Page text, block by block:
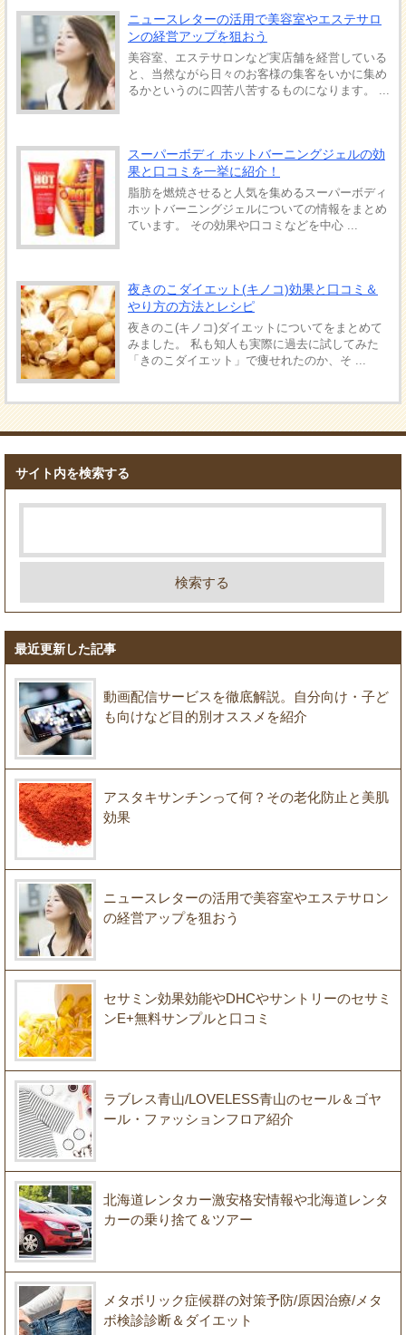
ニュースレターの活用で美容室やエステサロ
ンの経営アップを狙おう
美容室、エステサロンなど実店舗を経営している
と、当然ながら日々のお客様の集客をいかに集め
るかというのに四苦八苦するものになります。 ...
スーパーボディ ホットバーニングジェルの効
果と口コミを一挙に紹介！
脂肪を燃焼させると人気を集めるスーパーボディ
ホットバーニングジェルについての情報をまとめ
ています。 その効果や口コミなどを中心 ...
夜きのこダイエット(キノコ)効果と口コミ＆
やり方の方法とレシピ
夜きのこ(キノコ)ダイエットについてをまとめて
みました。 私も知人も実際に過去に試してみた
「きのこダイエット」で痩せれたのか、そ ...
サイト内を検索する
最近更新した記事
動画配信サービスを徹底解説。自分向け・子ど
も向けなど目的別オススメを紹介
アスタキサンチンって何？その老化防止と美肌
効果
ニュースレターの活用で美容室やエステサロン
の経営アップを狙おう
セサミン効果効能やDHCやサントリーのセサミ
ンE+無料サンプルと口コミ
ラブレス青山/LOVELESS青山のセール＆ゴヤ
ール・ファッションフロア紹介
北海道レンタカー激安格安情報や北海道レンタ
カーの乗り捨て＆ツアー
メタボリック症候群の対策予防/原因治療/メタ
ボ検診診断＆ダイエット